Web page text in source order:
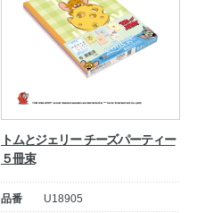
トムとジェリー チーズパーティー
５冊束
品番 U18905